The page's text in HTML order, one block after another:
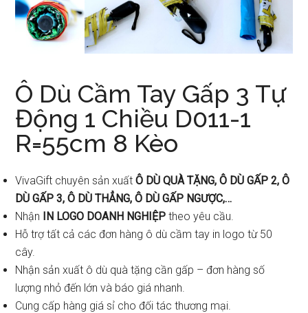
Ô Dù Cầm Tay Gấp 3 Tự
Động 1 Chiều D011-1
R=55cm 8 Kèo
VivaGift chuyên sản xuấtÔ DÙ QUÀ TẶNG, Ô DÙ GẤP 2, Ô
DÙ GẤP 3, Ô DÙ THẲNG, Ô DÙ GẤP NGƯỢC,…
Nhận IN LOGO DOANH NGHIỆP theo yêu cầu.
Hỗ trợ tất cả các đơn hàng ô dù cầm tay in logo từ 50
cây.
Nhận sản xuất ô dù quà tặng cần gấp – đơn hàng số
lượng nhỏ đến lớn và báo giá nhanh.
Cung cấp hàng giá sỉ cho đối tác thương mại.